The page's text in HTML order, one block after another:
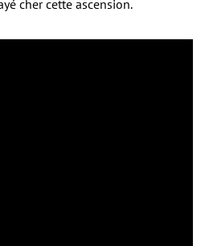
cher cette ascension.